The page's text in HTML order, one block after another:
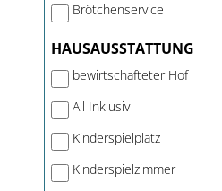
Brötchenservice
HAUSAUSSTATTUNG
bewirtschafteter Hof
All Inklusiv
Kinderspielplatz
Kinderspielzimmer